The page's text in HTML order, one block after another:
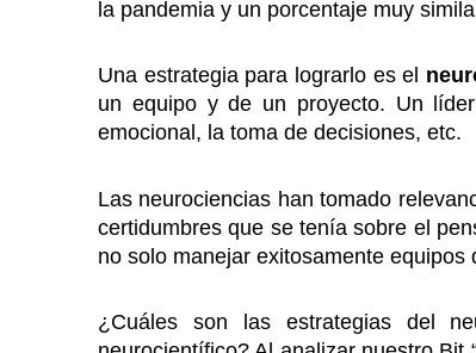
la pandemia y un porcentaje muy
Una estrategia para lograrlo es el
un equipo y de un proyecto. Un
emocional, la toma de decisiones, etc.
Las neurociencias han tomado
certidumbres que se tenía sobre el
no solo manejar exitosamente
¿Cuáles son las estrategias del